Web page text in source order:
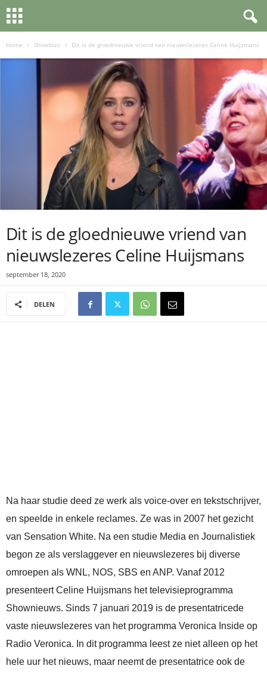
Home Showbizz Dit is de gloednieuwe vriend van nieuwslezeres Celine Huijsmans
Dit is de gloednieuwe vriend van
nieuwslezeres Celine Huijsmans
september 18, 2020
DELEN
Na haar studie deed ze werk als voice-over en tekstschrijver,
en speelde in enkele reclames. Ze was in 2007 het gezicht
van Sensation White. Na een studie Media en Journalistiek
begon ze als verslaggever en nieuwslezeres bij diverse
omroepen als WNL, NOS, SBS en ANP. Vanaf 2012
presenteert Celine Huijsmans het televisieprogramma
Shownieuws. Sinds 7 januari 2019 is de presentatricede
vaste nieuwslezeres van het programma Veronica Inside op
Radio Veronica. In dit programma leest ze niet alleen op het
hele uur het nieuws, maar neemt de presentatrice ook de